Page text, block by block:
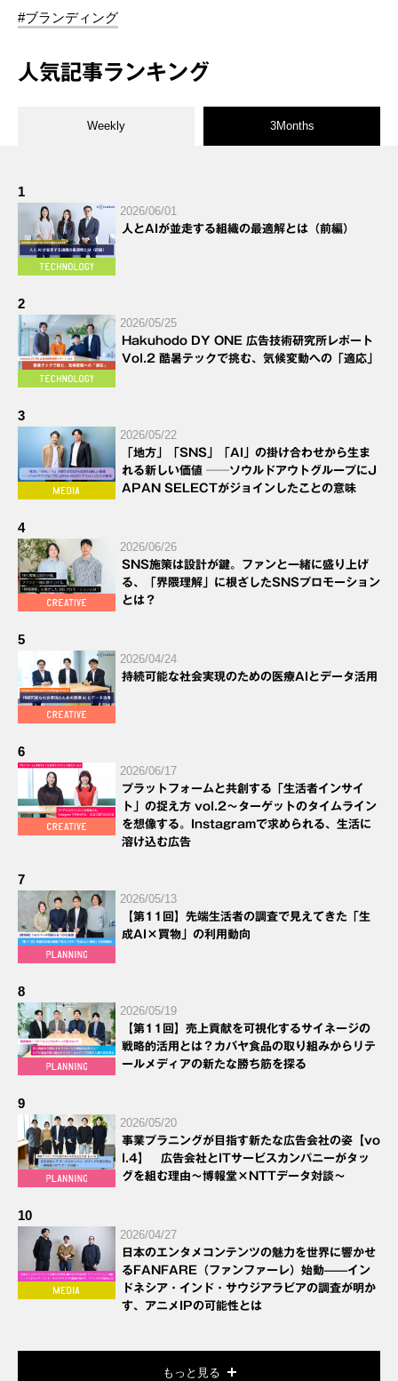
#ブランディング
人気記事ランキング
Weekly 3Months
1
2026/06/01
人とAIが並走する組織の最適解とは（前編）
2
2026/05/25
Hakuhodo DY ONE 広告技術研究所レポート
Vol.2 酷暑テックで挑む、気候変動への「適応」
3
2026/05/22
「地方」「SNS」「AI」の掛け合わせから生ま
れる新しい価値 ──ソウルドアウトグループにJ
APAN SELECTがジョインしたことの意味
4
2026/06/26
SNS施策は設計が鍵。ファンと一緒に盛り上げ
る、「界隈理解」に根ざしたSNSプロモーション
とは？
5
2026/04/24
持続可能な社会実現のための医療AIとデータ活用
6
2026/06/17
プラットフォームと共創する「生活者インサイ
ト」の捉え方 vol.2～ターゲットのタイムライン
を想像する。Instagramで求められる、生活に
溶け込む広告
7
2026/05/13
【第11回】先端生活者の調査で見えてきた「生
成AI×買物」の利用動向
8
2026/05/19
【第11回】売上貢献を可視化するサイネージの
戦略的活用とは？カバヤ食品の取り組みからリテ
ールメディアの新たな勝ち筋を探る
9
2026/05/20
事業プラニングが目指す新たな広告会社の姿【vo
l.4】 広告会社とITサービスカンパニーがタッ
グを組む理由～博報堂×NTTデータ対談～
10
2026/04/27
日本のエンタメコンテンツの魅力を世界に響かせ
るFANFARE（ファンファーレ）始動——イン
ドネシア・インド・サウジアラビアの調査が明か
す、アニメIPの可能性とは
もっと見る